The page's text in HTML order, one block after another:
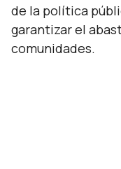
de la política
garantizar el
comunidades.